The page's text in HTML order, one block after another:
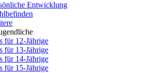
Entwicklung
für 12-Jährige
für 13-Jährige
für 14-Jährige
für 15-Jährige